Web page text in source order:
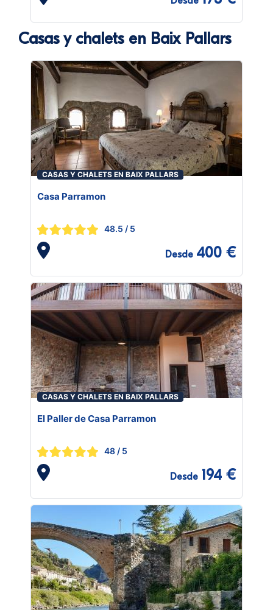
Casas y chalets en Baix Pallars
CASAS Y CHALETS EN BAIX PALLARS
Casa Parramon
48.5 / 5
Desde 400 €
CASAS Y CHALETS EN BAIX PALLARS
El Paller de Casa Parramon
48 / 5
Desde 194 €